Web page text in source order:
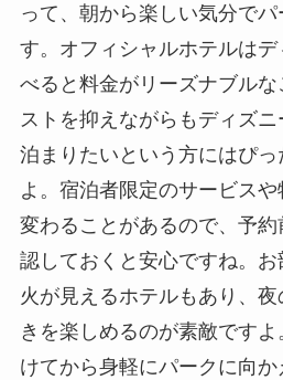
って、朝から楽しい気分でパ
す。オフィシャルホテルは
べると料金がリーズナブル
ストを抑えながらもディズ
泊まりたいという方にはぴ
よ。宿泊者限定のサービス
変わることがあるので、予
認しておくと安心ですね。
火が見えるホテルもあり、
きを楽しめるのが素敵です
けてから身軽にパークに向